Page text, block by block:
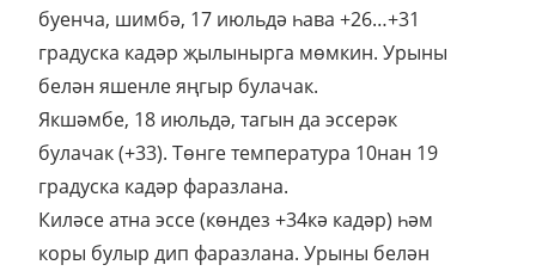
буенча, шимбә, 17 июльдә һава +26…+31
градуска кадәр җылынырга мөмкин. Урыны
белән яшенле яңгыр булачак.
Якшәмбе, 18 июльдә, тагын да эссерәк
булачак (+33). Төнге температура 10нан 19
градуска кадәр фаразлана.
Киләсе атна эссе (көндез +34кә кадәр) һәм
коры булыр дип фаразлана. Урыны белән